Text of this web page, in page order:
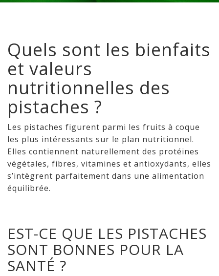
Quels sont les bienfaits
et valeurs
nutritionnelles des
pistaches ?
Les pistaches figurent parmi les fruits à coque
les plus intéressants sur le plan nutritionnel.
Elles contiennent naturellement des protéines
végétales, fibres, vitamines et antioxydants, elles
s’intègrent parfaitement dans une alimentation
équilibrée.
EST-CE QUE LES PISTACHES
SONT BONNES POUR LA
SANTÉ ?